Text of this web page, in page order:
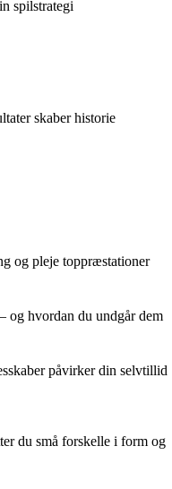
spilstrategi
skaber historie
og pleje toppræstationer
og hvordan du undgår dem
påvirker din selvtillid
du små forskelle i form og